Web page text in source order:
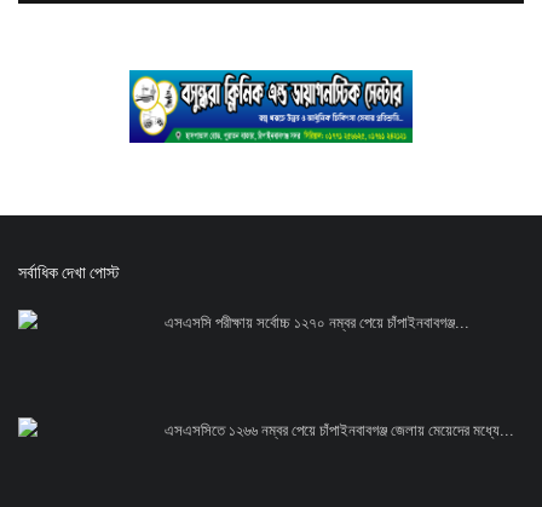
সর্বাধিক দেখা পোস্ট
এসএসসি পরীক্ষায় সর্বোচ্চ ১২৭০ নম্বর পেয়ে চাঁপাইনবাবগঞ্জ...
এসএসসিতে ১২৬৬ নম্বর পেয়ে চাঁপাইনবাবগঞ্জ জেলায় মেয়েদের মধ্যে...